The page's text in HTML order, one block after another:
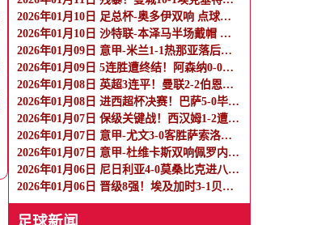
2026年01月10日 足总杯-奥多伊双响 点球大战诺丁汉森林6-7雷克瑟姆
2026年01月10日 沙特联-本泽马半场戴帽 吉达联合4-0拉斯永恒
2026年01月09日 意甲-米兰1-1热那亚落后榜首3分 莱奥补时绝平普利西奇进球被吹
2026年01月09日 5连胜遭终结！阿森纳0-0利物浦 布拉德利中框+伤退因卡皮耶伤退
2026年01月08日 英超3连平！曼联2-2伯恩利 舍什科双响海文乌龙 弗莱彻无缘开门红
2026年01月08日 进西超杯决赛！巴萨5-0毕巴 拉菲尼亚2射1传 费尔明巴德吉2传1射
2026年01月07日 保级关键战！西汉姆1-2遭森林逆转绝杀 怀特89分钟点射制胜
2026年01月07日 意甲-尤文3-0客胜萨索洛暂升第4 戴维传射米雷蒂破门卡卢卢造乌龙
2026年01月07日 意甲-杜维卡斯双响佩罗内建功 科莫客场3-0完胜比萨
2026年01月06日 尼日利亚4-0莫桑比克进八强 奥斯梅恩双响卢克曼、亚当斯1射2传
2026年01月06日 晋级8强！埃及加时3-1贝宁 萨拉赫破门阿提亚传射 马尔穆什失单刀
足球新闻